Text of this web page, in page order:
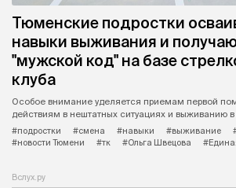
Тюменские подростки
навыки выживания и
"мужской код" на базе
клуба
Особое внимание уделяется приемам первой
действиям в нештатных ситуациях и выживанию в
#подростки
#смена #навыки #выживание
#новости Тюмени
#тк #Ольга Швецова
Вслух.ру